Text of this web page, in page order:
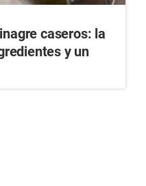
caseros: la
y un